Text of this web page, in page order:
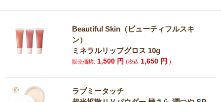
Beautiful Skin（ビューティフルスキ
ン）
ミネラルリップグロス 10g
販売価格: 1,500 円(税込 1,650 円)
ラブミータッチ